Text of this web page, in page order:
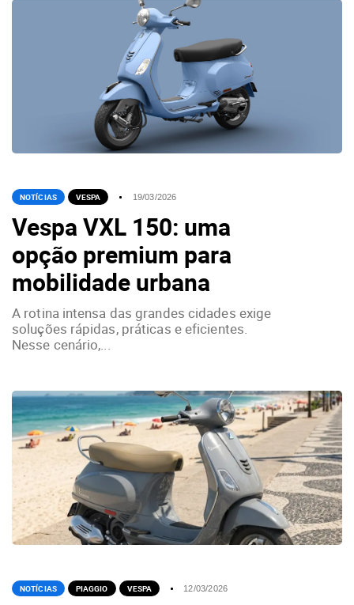
NOTÍCIAS VESPA 19/03/2026
Vespa VXL 150: uma
opção premium para
mobilidade urbana
A rotina intensa das grandes cidades exige
soluções rápidas, práticas e eficientes.
Nesse cenário,...
NOTÍCIAS PIAGGIO VESPA 12/03/2026